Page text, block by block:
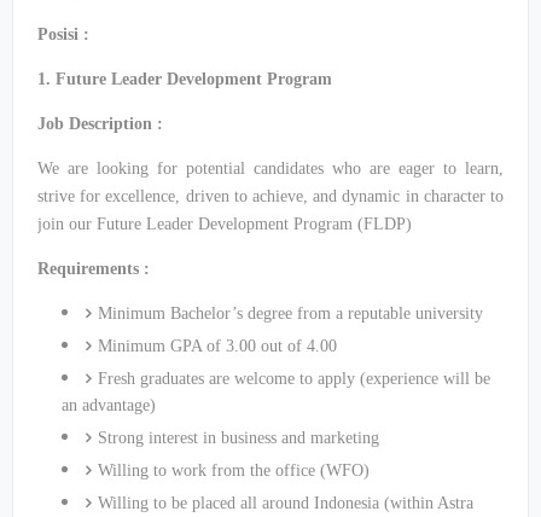
Posisi :
1. Future Leader Development Program
Job Description :
We are looking for potential candidates who are eager to learn,
strive for excellence, driven to achieve, and dynamic in character to
join our Future Leader Development Program (FLDP)
Requirements :
Minimum Bachelor’s degree from a reputable university
Minimum GPA of 3.00 out of 4.00
Fresh graduates are welcome to apply (experience will be
an advantage)
Strong interest in business and marketing
Willing to work from the office (WFO)
Willing to be placed all around Indonesia (within Astra